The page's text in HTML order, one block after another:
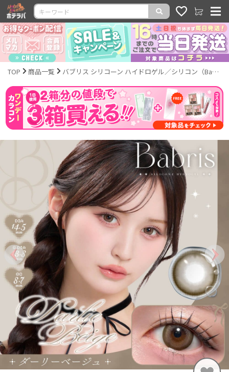
TOP 商品一覧 バブリス シリコーン ハイドロゲル／シリコン（Babris silicone hydrogel）